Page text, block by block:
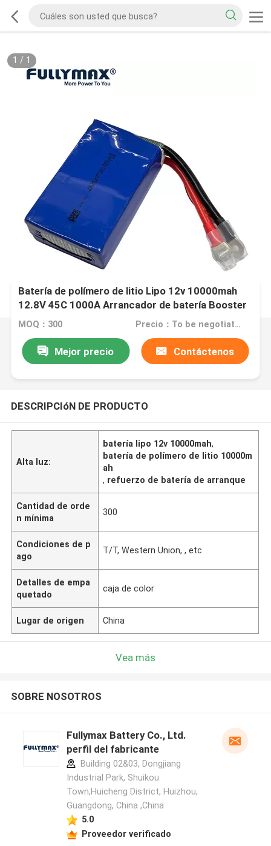
1 / 1
Batería de polímero de litio Lipo 12v 10000mah
12.8V 45C 1000A Arrancador de batería Booster
MOQ：300 Precio：To be negotiated
Mejor precio Contáctenos
DESCRIPCIóN DE PRODUCTO
Alta luz:
batería lipo 12v 10000mah,
batería de polímero de litio 10000m
ah
, refuerzo de batería de arranque
Cantidad de orde
n mínima
300
Condiciones de p
ago
T/T, Western Union, , etc
Detalles de empa
quetado
caja de color
Lugar de origen China
Vea más
SOBRE NOSOTROS
Fullymax Battery Co., Ltd.
perfil del fabricante
Building 02&03, Dongjiang
Industrial Park, Shuikou
Town,Huicheng District, Huizhou,
Guangdong, China ,China
5.0
Proveedor verificado